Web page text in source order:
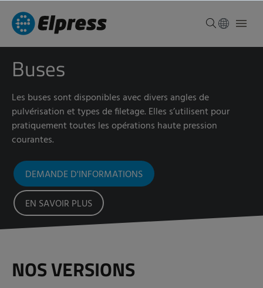
Buses
Les buses sont disponibles avec divers angles de
pulvérisation et types de filetage. Elles s’utilisent pour
pratiquement toutes les opérations haute pression
courantes.
DEMANDE D'INFORMATIONS
EN SAVOIR PLUS
NOS VERSIONS